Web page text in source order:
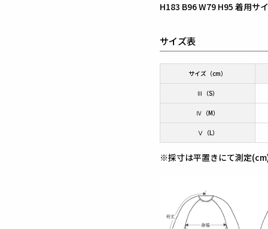
H183 B96 W79 H95 着用
サイズ表
サイズ（cm）
Ⅲ（S）
Ⅳ（M）
Ⅴ（L）
※採寸は平置きにて測定